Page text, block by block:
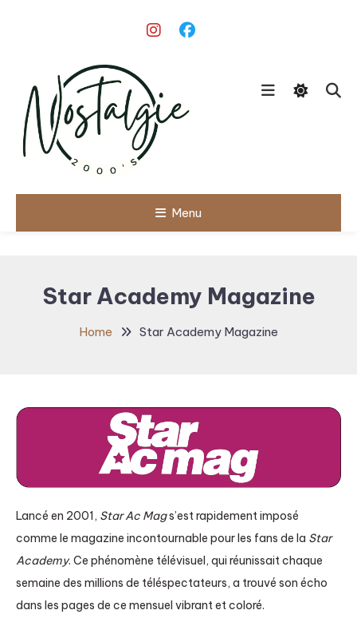
Nostalgie
Menu
Star Academy Magazine
Home Star Academy Magazine
Lancé en 2001, Star Ac Mags’est rapidement imposé
comme le magazine incontournable pour les fans de la Star
Academy. Ce phénomène télévisuel, qui réunissait chaque
semaine des millions de téléspectateurs, a trouvé son écho
dans les pages de ce mensuel vibrant et coloré.